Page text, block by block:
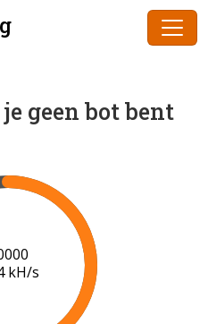
geen bot bent
kH/s